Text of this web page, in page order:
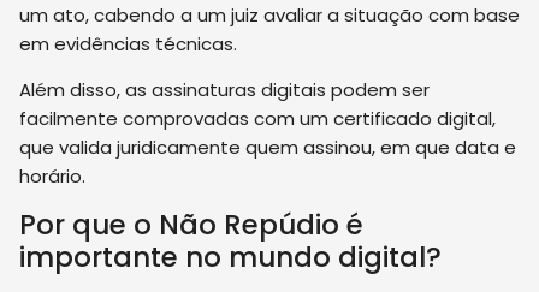
um ato, cabendo a um juiz avaliar a situação com base
em evidências técnicas.
Além disso, as assinaturas digitais podem ser
facilmente comprovadas com um certificado digital,
que valida juridicamente quem assinou, em que data e
horário.
Por que o Não Repúdio é
importante no mundo digital?